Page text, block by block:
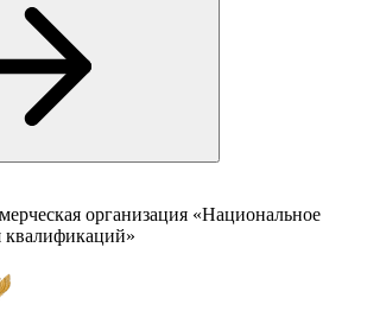
организация «Национальное
квалификаций»